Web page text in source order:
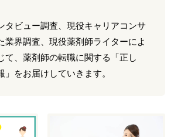
タビュー調査、現役キャリアコンサ
業界調査、現役薬剤師ライターによ
て、薬剤師の転職に関する「正し
」をお届けしていきます。